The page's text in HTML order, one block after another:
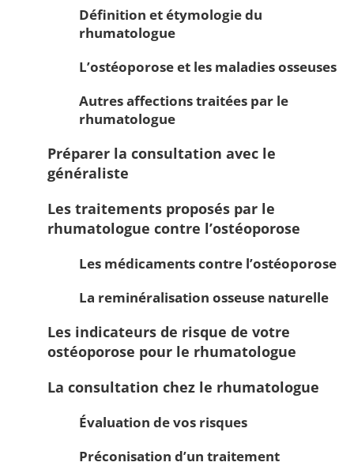
Définition et étymologie du
rhumatologue
L’ostéoporose et les maladies osseuses
Autres affections traitées par le
rhumatologue
Préparer la consultation avec le
généraliste
Les traitements proposés par le
rhumatologue contre l’ostéoporose
Les médicaments contre l’ostéoporose
La reminéralisation osseuse naturelle
Les indicateurs de risque de votre
ostéoporose pour le rhumatologue
La consultation chez le rhumatologue
Évaluation de vos risques
Préconisation d’un traitement